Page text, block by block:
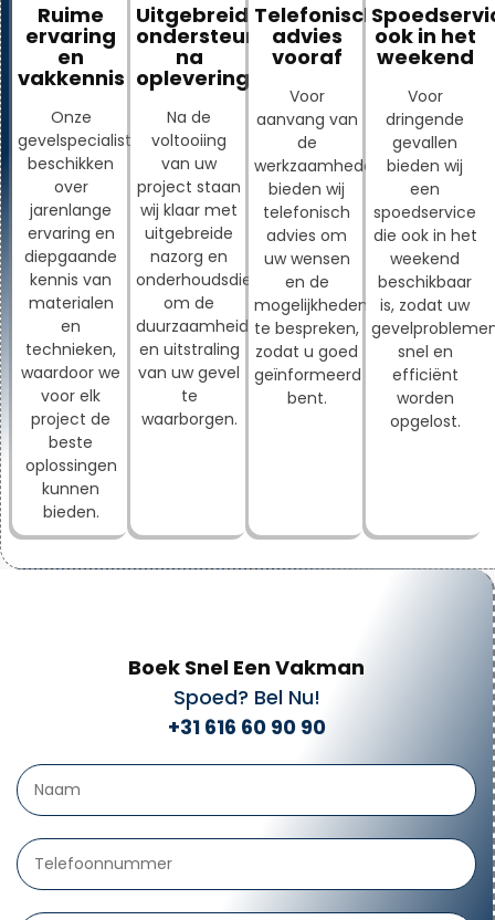
Ruime
ervaring
en
vakkennis
Onze
gevelspecialisten
beschikken
over
jarenlange
ervaring en
diepgaande
kennis van
materialen
en
technieken,
waardoor we
voor elk
project de
beste
oplossingen
kunnen
bieden.
Uitgebreide
ondersteuning
na
oplevering
Na de
voltooiing
van uw
project staan
wij klaar met
uitgebreide
nazorg en
onderhoudsdiensten
om de
duurzaamheid
en uitstraling
van uw gevel
te
waarborgen.
Telefonisch
advies
vooraf
Voor
aanvang van
de
werkzaamheden
bieden wij
telefonisch
advies om
uw wensen
en de
mogelijkheden
te bespreken,
zodat u goed
geïnformeerd
bent.
ook in het
weekend
Voor
dringende
gevallen
bieden wij
een
spoedservice
die ook in het
weekend
beschikbaar
is, zodat uw
snel en
efficiënt
worden
opgelost.
Boek Snel Een Vakman
Spoed? Bel Nu!
+31 616 60 90 90